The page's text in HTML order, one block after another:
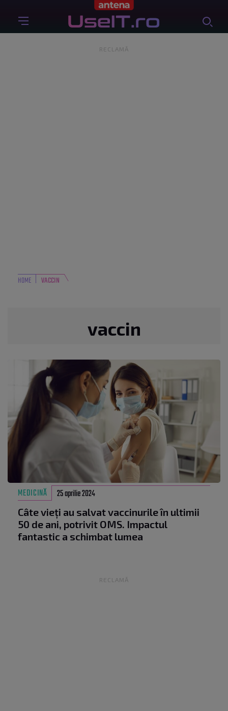
RECLAMĂ
HOME VACCIN
vaccin
MEDICINĂ 25 aprilie 2024
Câte vieți au salvat vaccinurile în ultimii
50 de ani, potrivit OMS. Impactul
fantastic a schimbat lumea
RECLAMĂ